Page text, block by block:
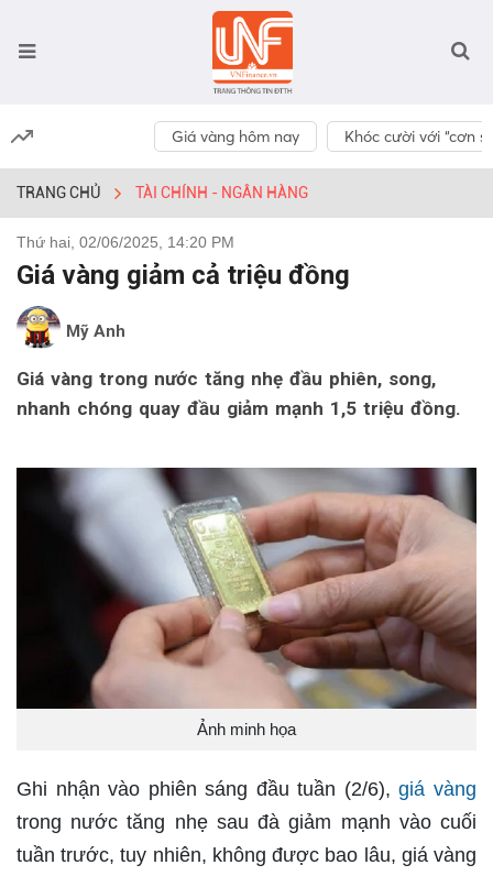
Giá vàng hôm nay Khóc cười với “cơn
TRANG CHỦ TÀI CHÍNH - NGÂN HÀNG
Thứ hai, 02/06/2025, 14:20 PM
Giá vàng giảm cả triệu đồng
Mỹ Anh
Giá vàng trong nước tăng nhẹ đầu phiên, song,
nhanh chóng quay đầu giảm mạnh 1,5 triệu đồng.
Ảnh minh họa
Ghi nhận vào phiên sáng đầu tuần (2/6),giá vàng
trong nước tăng nhẹ sau đà giảm mạnh vào cuối
tuần trước, tuy nhiên, không được bao lâu, giá vàng